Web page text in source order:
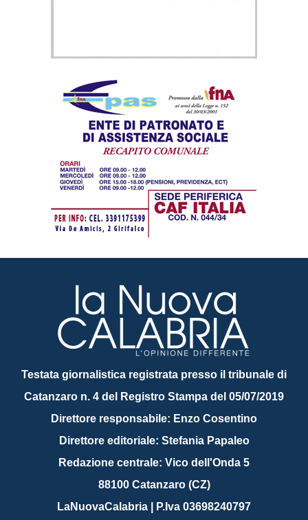
Testata giornalistica registrata presso il tribunale di
Catanzaro n. 4 del Registro Stampa del 05/07/2019
Direttore responsabile: Enzo Cosentino
Direttore editoriale: Stefania Papaleo
Redazione centrale: Vico dell'Onda 5
88100 Catanzaro (CZ)
LaNuovaCalabria | P.Iva 03698240797